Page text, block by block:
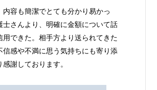
内容も簡潔でとても分かり易かっ
士さんより、明確に金額について話
用できた。相手方より送られてきた
信感や不満に思う気持ちにも寄り添
謝しております。